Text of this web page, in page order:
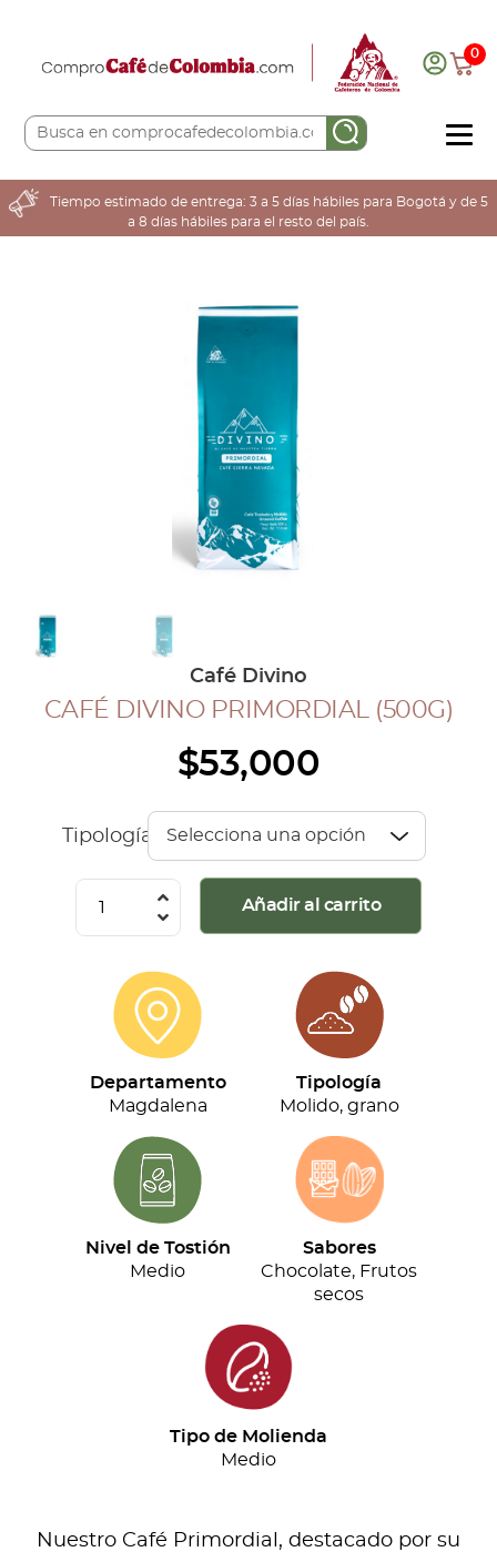
0
COMPRA AQUÍ
COLOMBIA CAFETERA
COLECCIÓN CAFETERA
INGRESAR
Inicia Sesión
Tiempo estimado de entrega: 3 a 5 días hábiles para Bogotá y de 5
a 8 días hábiles para el resto del país.
Café Divino
CAFÉ DIVINO PRIMORDIAL (500G)
$53,000
Tipología
(500G)
cantidad
Añadir al carrito
Departamento
Magdalena
Tipología
Molido, grano
Nivel de Tostión
Medio
Sabores
Chocolate, Frutos
secos
Tipo de Molienda
Medio
Nuestro Café Primordial, destacado por su